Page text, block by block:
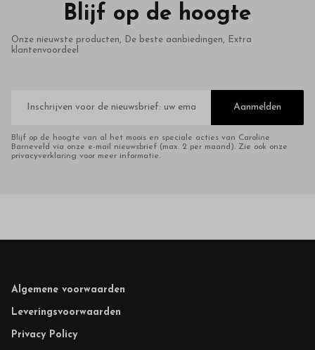
Blijf op de hoogte
Onze nieuwste producten, De beste aanbiedingen, Extra
klantenvoordeel
mailadres
Aanmelden
Blijf op de hoogte van al het moois en speciale acties van Caroline
Barneveld via onze e-mail nieuwsbrief (max. 2 per maand). Zie ook onze
privacyverklaring voor meer informatie.
Footer
Algemene voorwaarden
Leveringsvoorwaarden
Privacy Policy